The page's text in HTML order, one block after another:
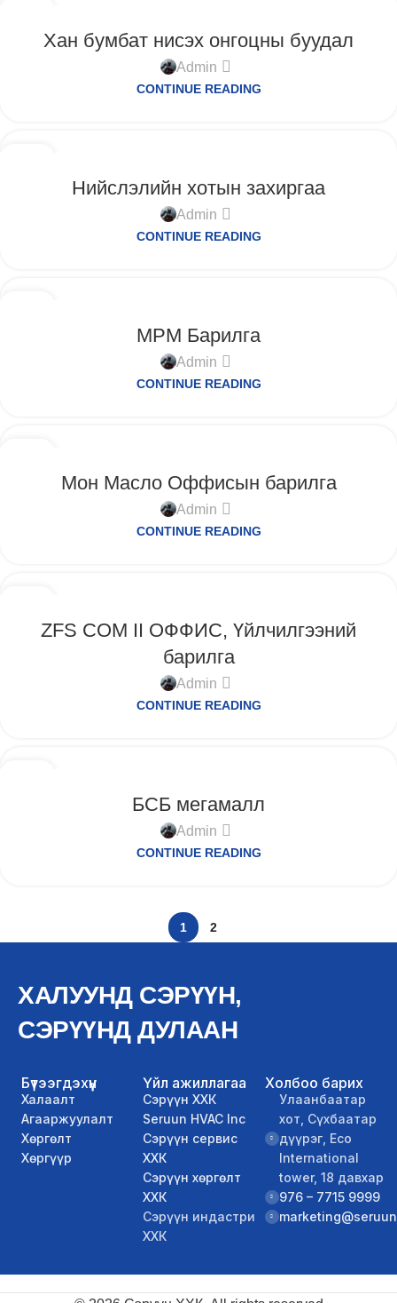
Хан бумбат нисэх онгоцны буудал
Admin
CONTINUE READING
Нийслэлийн хотын захиргаа
Admin
CONTINUE READING
MPM Барилга
Admin
CONTINUE READING
Мон Масло Оффисын барилга
Admin
CONTINUE READING
ZFS COM II ОФФИС, Үйлчилгээний
барилга
Admin
CONTINUE READING
БСБ мегамалл
Admin
CONTINUE READING
1 2
ХАЛУУНД СЭРҮҮН,
СЭРҮҮНД ДУЛААН
Бүтээгдэхүүн
Халаалт
Агааржуулалт
Хөргөлт
Хөргүүр
Үйл ажиллагаа
Сэрүүн ХХК
Seruun HVAC Inc
Сэрүүн сервис
ХХК
Сэрүүн хөргөлт
ХХК
Сэрүүн индастри
ХХК
Холбоо барих
Улаанбаатар
хот, Сүхбаатар
дүүрэг, Eco
International
tower, 18 давхар
976 – 7715 9999